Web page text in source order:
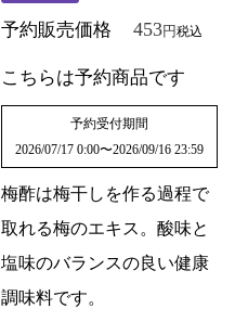
予約販売価格 453 税込
こちらは予約商品です
予約受付期間
2026/07/17 0:00〜2026/09/16 23:59
梅酢は梅干しを作る過程で
取れる梅のエキス。酸味と
塩味のバランスの良い健康
調味料です。